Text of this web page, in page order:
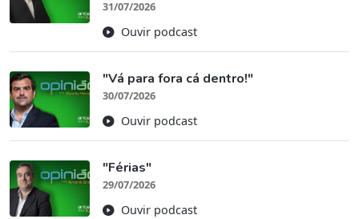
31/07/2026
Ouvir podcast
"Vá para fora cá dentro!"
30/07/2026
Ouvir podcast
"Férias"
29/07/2026
Ouvir podcast